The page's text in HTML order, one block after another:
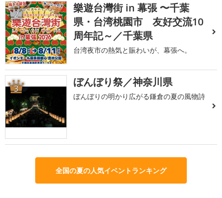
2
樂遊台灣街 in 幕張 〜千葉
県・台湾桃園市 友好交流10
周年記～／千葉県
台湾夜市の熱気と賑わいが、幕張へ。
3 ぼんぼり祭／神奈川県
ぼんぼりの明かり広がる鎌倉の夏の風物詩
全国の夏の人気イベントランキング